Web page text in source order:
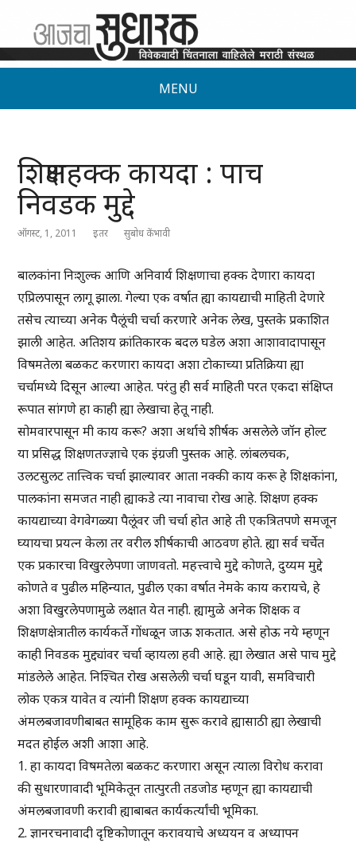
MENU
शिक्षणहक्क कायदा : पाच
निवडक मुद्दे
ऑगस्ट, 1, 2011 इतर सुबोध केंभावी
बालकांना निःशुल्क आणि अनिवार्य शिक्षणाचा हक्क देणारा कायदा
एप्रिलपासून लागू झाला. गेल्या एक वर्षात ह्या कायद्याची माहिती देणारे
तसेच त्याच्या अनेक पैलूंची चर्चा करणारे अनेक लेख, पुस्तके प्रकाशित
झाली आहेत. अतिशय क्रांतिकारक बदल घडेल अशा आशावादापासून
विषमतेला बळकट करणारा कायदा अशा टोकाच्या प्रतिक्रिया ह्या
चर्चामध्ये दिसून आल्या आहेत. परंतु ही सर्व माहिती परत एकदा संक्षिप्त
रूपात सांगणे हा काही ह्या लेखाचा हेतू नाही.
सोमवारपासून मी काय करू? अशा अर्थाचे शीर्षक असलेले जॉन होल्ट
या प्रसिद्ध शिक्षणतज्ज्ञाचे एक इंग्रजी पुस्तक आहे. लांबलचक,
उलटसुलट तात्त्विक चर्चा झाल्यावर आता नक्की काय करू हे शिक्षकांना,
पालकांना समजत नाही ह्याकडे त्या नावाचा रोख आहे. शिक्षण हक्क
कायद्याच्या वेगवेगळ्या पैलूंवर जी चर्चा होत आहे ती एकत्रितपणे समजून
घ्यायचा प्रयत्न केला तर वरील शीर्षकाची आठवण होते. ह्या सर्व चर्चेत
एक प्रकारचा विखुरलेपणा जाणवतो. महत्त्वाचे मुद्दे कोणते, दुय्यम मुद्दे
कोणते व पुढील महिन्यात, पुढील एका वर्षात नेमके काय करायचे, हे
अशा विखुरलेपणामुळे लक्षात येत नाही. ह्यामुळे अनेक शिक्षक व
शिक्षणक्षेत्रातील कार्यकर्ते गोंधळून जाऊ शकतात. असे होऊ नये म्हणून
काही निवडक मुद्द्यांवर चर्चा व्हायला हवी आहे. ह्या लेखात असे पाच मुद्दे
मांडलेले आहेत. निश्चित रोख असलेली चर्चा घडून यावी, समविचारी
लोक एकत्र यावेत व त्यांनी शिक्षण हक्क कायद्याच्या
अंमलबजावणीबाबत सामूहिक काम सुरू करावे ह्यासाठी ह्या लेखाची
मदत होईल अशी आशा आहे.
1. हा कायदा विषमतेला बळकट करणारा असून त्याला विरोध करावा
की सुधारणावादी भूमिकेतून तात्पुरती तडजोड म्हणून ह्या कायद्याची
अंमलबजावणी करावी ह्याबाबत कार्यकर्त्यांची भूमिका.
2. ज्ञानरचनावादी दृष्टिकोणातून करावयाचे अध्ययन व अध्यापन